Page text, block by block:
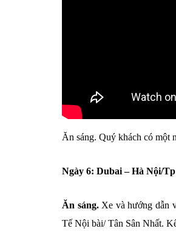
Ăn sáng. Quý khách có một
Ngày 6: Dubai – Hà Nội/
Ăn sáng.Xe và hướng dẫn
Tế Nội bài/ Tân Sân Nhất.